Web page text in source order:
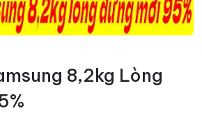
8,2kg Lòng